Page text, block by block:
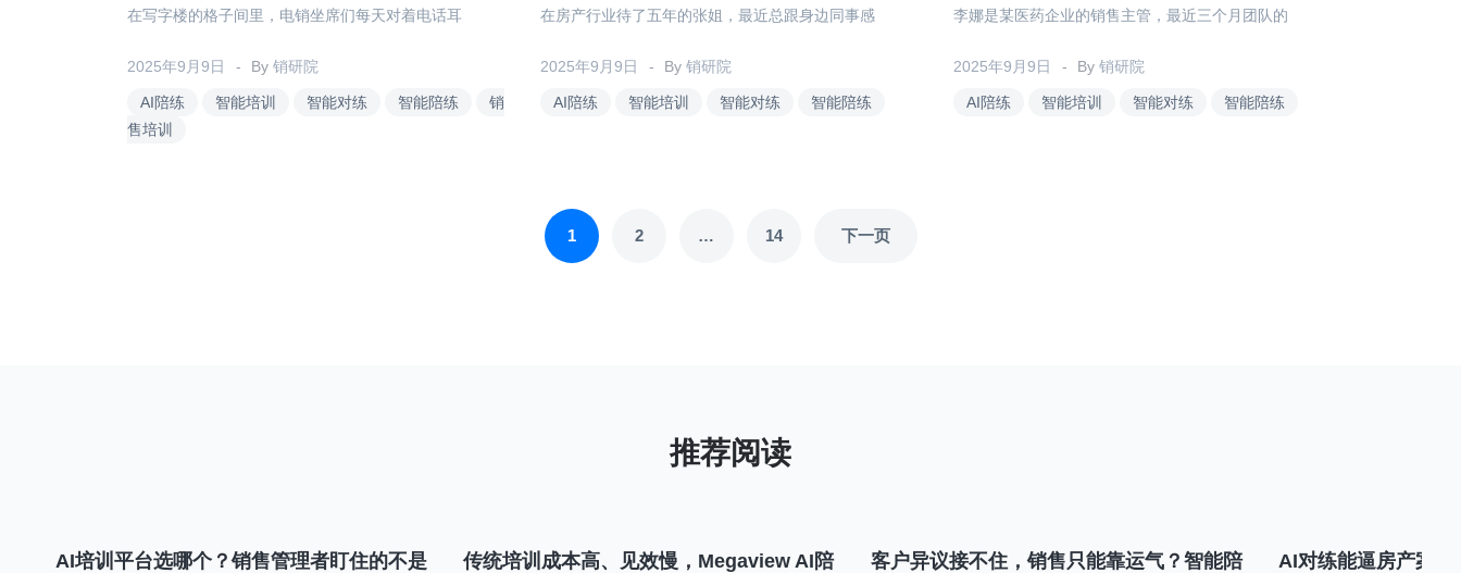
AI陪练 智能培训 智能对练 智能陪练
销
售培训
2025年9月9日 By 销研院
在写字楼的格子间里，电销坐席们每天对着电话耳
AI陪练 智能培训 智能对练 智能陪练
2025年9月9日 By 销研院
在房产行业待了五年的张姐，最近总跟身边同事感
AI陪练 智能培训 智能对练 智能陪练
2025年9月9日 By 销研院
李娜是某医药企业的销售主管，最近三个月团队的
1 2 … 14 下一页
AI培训平台选哪个？销售管理者盯住的不是
传统培训成本高、见效慢，Megaview AI陪
客户异议接不住，销售只能靠运气？智能陪
AI对练能逼房产案